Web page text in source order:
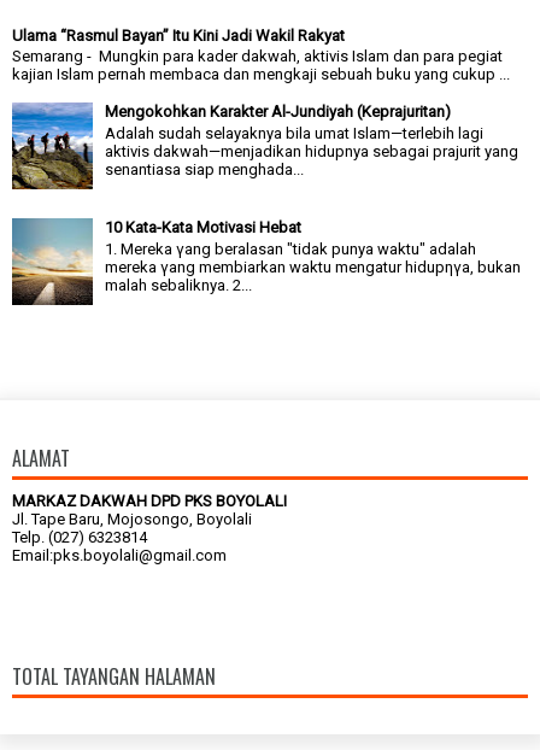
Ulama “Rasmul Bayan” Itu Kini Jadi Wakil Rakyat
Semarang - Mungkin para kader dakwah, aktivis Islam dan para pegiat
kajian Islam pernah membaca dan mengkaji sebuah buku yang cukup ...
Mengokohkan Karakter Al-Jundiyah (Keprajuritan)
Adalah sudah selayaknya bila umat Islam—terlebih lagi
aktivis dakwah—menjadikan hidupnya sebagai prajurit yang
senantiasa siap menghada...
10 Kata-Kata Motivasi Hebat
1. Mereka γang beralasan "tidak punya waktu" adalah
mereka γang membiarkan waktu mengatur hidupηγa, bukan
malah sebaliknya. 2...
ALAMAT
MARKAZ DAKWAH DPD PKS BOYOLALI
Jl. Tape Baru, Mojosongo, Boyolali
Telp. (027) 6323814
Email:pks.boyolali@gmail.com
TOTAL TAYANGAN HALAMAN